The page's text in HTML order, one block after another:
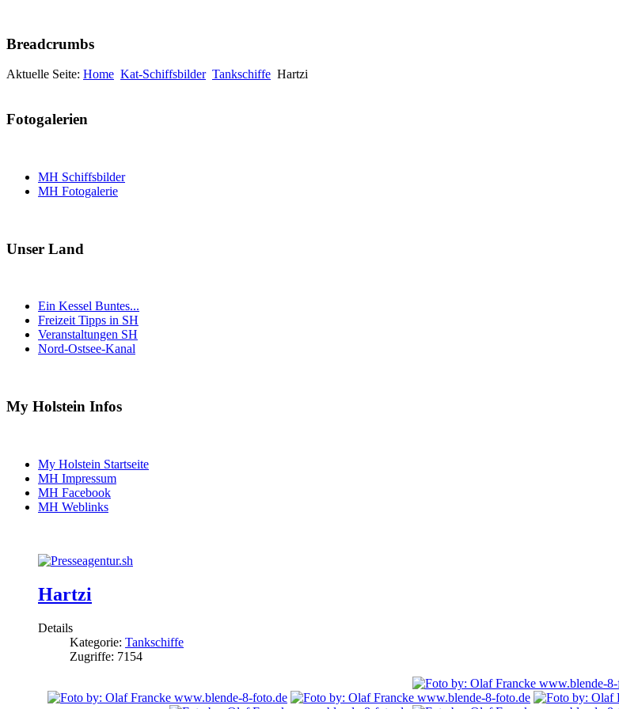
Breadcrumbs
Aktuelle Seite: Home Kat-Schiffsbilder Tankschiffe Hartzi
Fotogalerien
MH Schiffsbilder
MH Fotogalerie
Unser Land
Ein Kessel Buntes...
Freizeit Tipps in SH
Veranstaltungen SH
Nord-Ostsee-Kanal
My Holstein Infos
My Holstein Startseite
MH Impressum
MH Facebook
MH Weblinks
Hartzi
Details
Kategorie: Tankschiffe
Zugriffe: 7154